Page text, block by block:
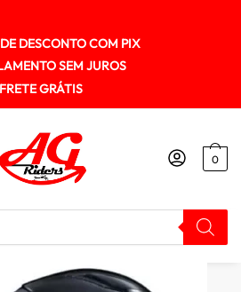
DESCONTO COM PIX
SEM JUROS
FRETE GRÁTIS
0
Hjc F70 Solid Fibra Smart Hjc Bluetooth Óculos